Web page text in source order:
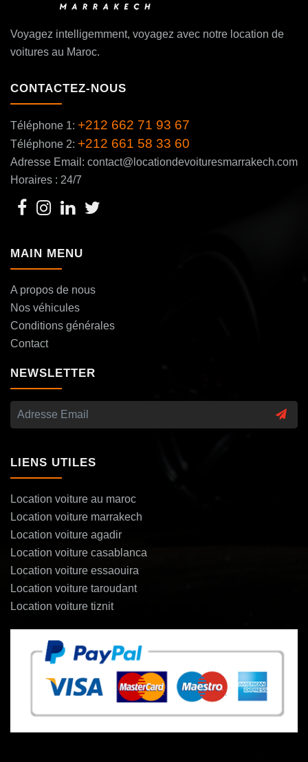
Voyagez intelligemment, voyagez avec notre location de
voitures au Maroc.
CONTACTEZ-NOUS
Téléphone 1: +212 662 71 93 67
Téléphone 2: +212 661 58 33 60
Adresse Email: contact@locationdevoituresmarrakech.com
Horaires : 24/7
MAIN MENU
A propos de nous
Nos véhicules
Conditions générales
Contact
NEWSLETTER
LIENS UTILES
Location voiture au maroc
Location voiture marrakech
Location voiture agadir
Location voiture casablanca
Location voiture essaouira
Location voiture taroudant
Location voiture tiznit